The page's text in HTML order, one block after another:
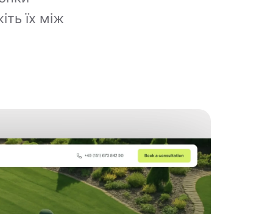
їх між